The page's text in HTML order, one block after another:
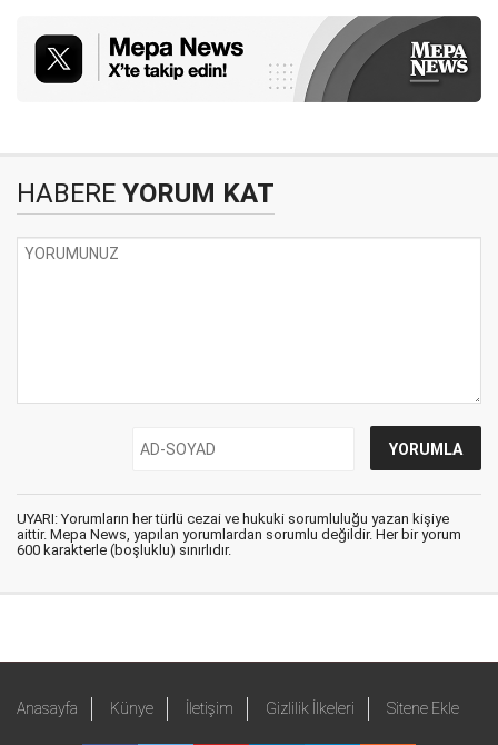
HABERE YORUM KAT
UYARI: Yorumların her türlü cezai ve hukuki sorumluluğu yazan kişiye
aittir. Mepa News, yapılan yorumlardan sorumlu değildir. Her bir yorum
600 karakterle (boşluklu) sınırlıdır.
Anasayfa Künye İletişim Gizlilik İlkeleri Sitene Ekle